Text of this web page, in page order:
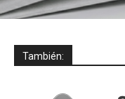
También: